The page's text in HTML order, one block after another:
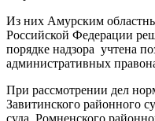
Из них Амурским
Российской Федерации
порядке надзора учтена
административных
При рассмотрении дел
Завитинского районного